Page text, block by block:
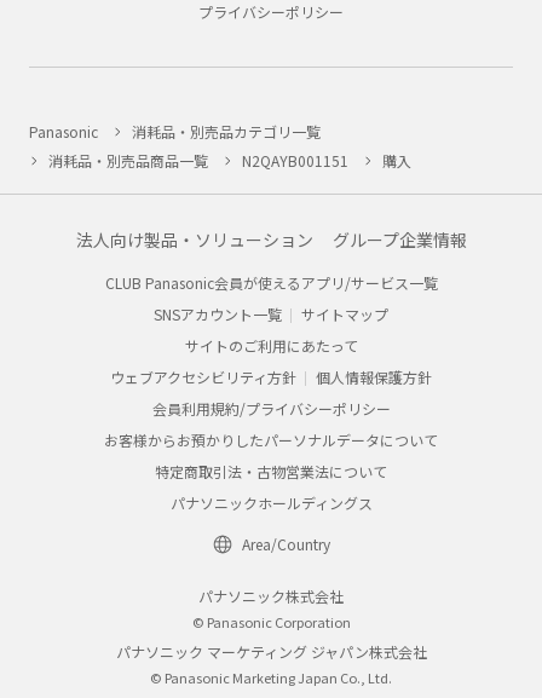
プライバシーポリシー
Panasonic
消耗品・別売品カテゴリ一覧
消耗品・別売品商品一覧
N2QAYB001151 購入
法人向け製品・ソリューション グループ企業情報
CLUB Panasonic会員が使えるアプリ/サービス一覧
SNSアカウント一覧
サイトマップ
サイトのご利用にあたって
ウェブアクセシビリティ方針
個人情報保護方針
会員利用規約/プライバシーポリシー
お客様からお預かりしたパーソナルデータについて
特定商取引法・古物営業法について
パナソニックホールディングス
Area/Country
パナソニック株式会社
© Panasonic Corporation
パナソニック マーケティング ジャパン株式会社
© Panasonic Marketing Japan Co., Ltd.